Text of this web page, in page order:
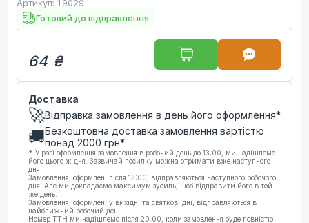
Артикул: 19029
Готовий до відправлення
64 ₴
Доставка
🚀Відправка замовлення в день його оформлення*
🚚Безкоштовна доставка замовлення вартістю
понад 2000 грн*
* У разі оформлення замовлення в робочий день до 13:00, ми надішлемо
його цього ж дня. Зазвичай посилку можна отримати вже наступного
дня.
Замовлення, оформлені після 13:00, відправляються наступного робочого
дня. Але ми докладаємо максимум зусиль, щоб відправити його в той
же день.
Замовлення, оформлені у вихідні та святкові дні, відправляються в
найближчий робочий день.
Номер ТТН ми надішлемо після 20:00, коли замовлення буде повністю